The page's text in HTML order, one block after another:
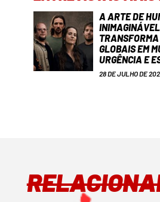
A ARTE DE
TRANSFORMA
GLOBAIS EM
URGÊNCIA E
28 DE JULHO DE